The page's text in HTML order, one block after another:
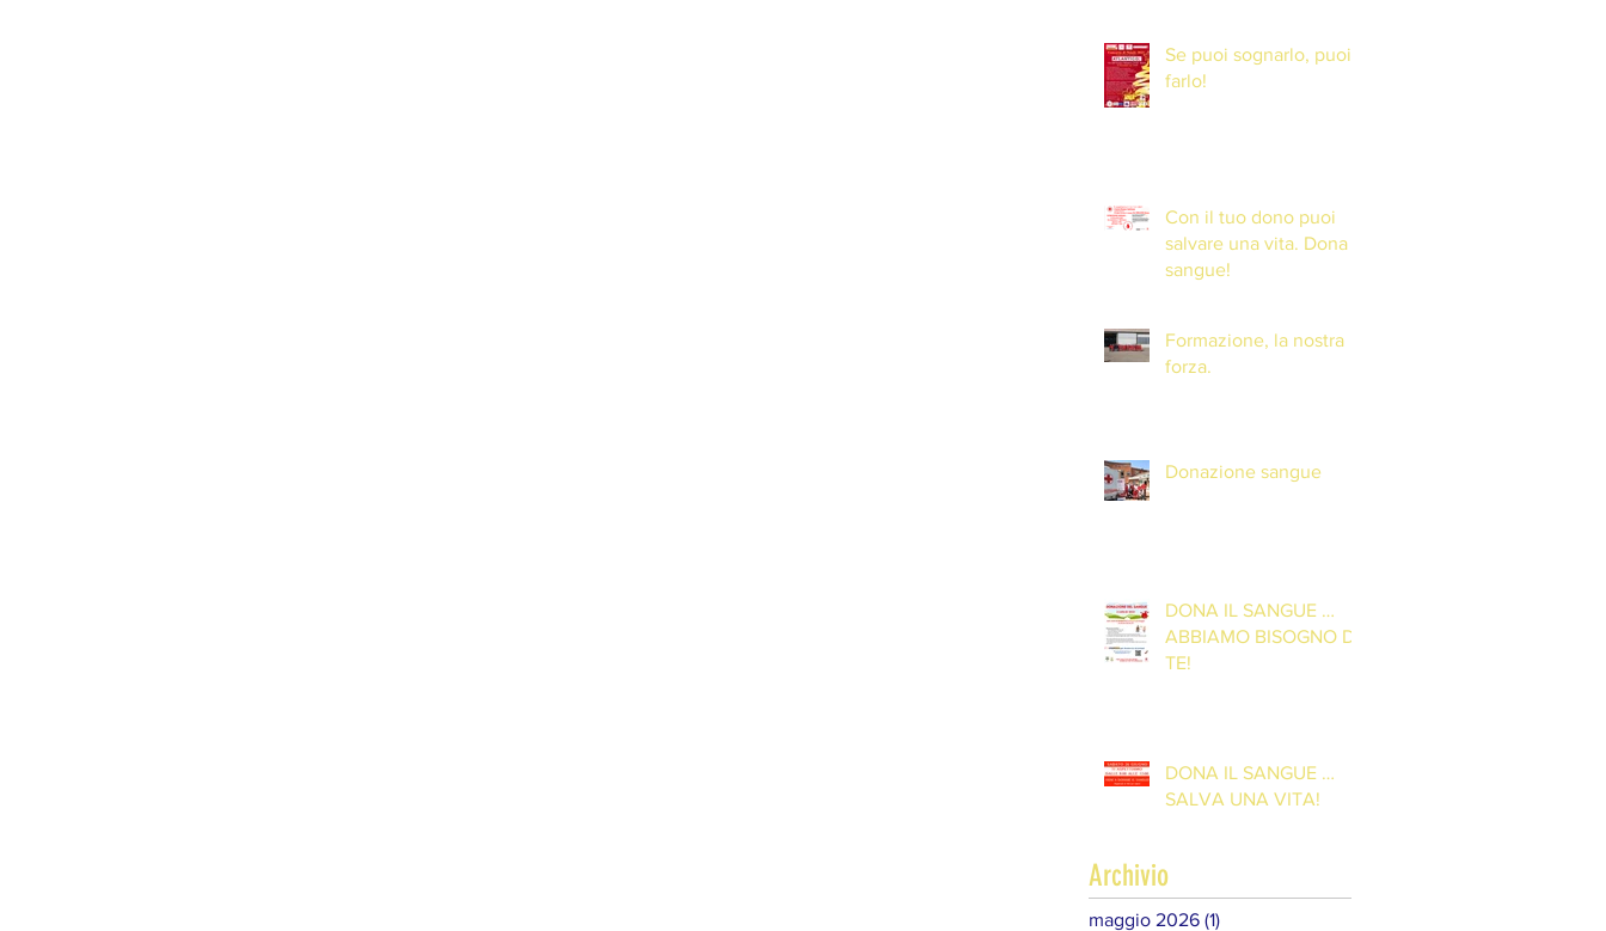
Se puoi sognarlo, puoi
farlo!
Con il tuo dono puoi
salvare una vita. Dona il
sangue!
Formazione, la nostra
forza.
Donazione sangue
DONA IL SANGUE …
ABBIAMO BISOGNO DI
TE!
DONA IL SANGUE …
SALVA UNA VITA!
Archivio
maggio 2026 (1)